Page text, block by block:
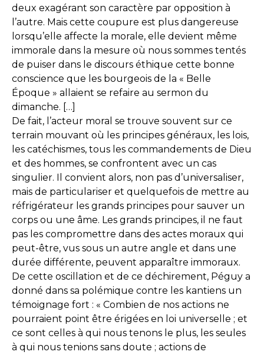
deux exagérant son caractère par opposition à
l’autre. Mais cette coupure est plus dangereuse
lorsqu’elle affecte la morale, elle devient même
immorale dans la mesure où nous sommes tentés
de puiser dans le discours éthique cette bonne
conscience que les bourgeois de la « Belle
Époque » allaient se refaire au sermon du
dimanche. […]
De fait, l’acteur moral se trouve souvent sur ce
terrain mouvant où les principes généraux, les lois,
les catéchismes, tous les commandements de Dieu
et des hommes, se confrontent avec un cas
singulier. Il convient alors, non pas d’universaliser,
mais de particulariser et quelquefois de mettre au
réfrigérateur les grands principes pour sauver un
corps ou une âme. Les grands principes, il ne faut
pas les compromettre dans des actes moraux qui
peut-être, vus sous un autre angle et dans une
durée différente, peuvent apparaître immoraux.
De cette oscillation et de ce déchirement, Péguy a
donné dans sa polémique contre les kantiens un
témoignage fort : « Combien de nos actions ne
pourraient point être érigées en loi universelle ; et
ce sont celles à qui nous tenons le plus, les seules
à qui nous tenions sans doute ; actions de